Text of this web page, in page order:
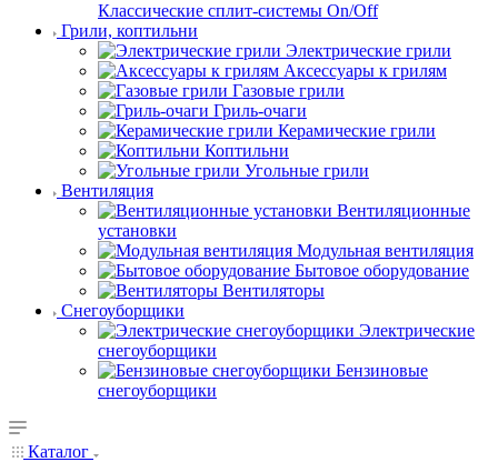
Классические сплит-системы On/Off
Грили, коптильни
Электрические грили
Аксессуары к грилям
Газовые грили
Гриль-очаги
Керамические грили
Коптильни
Угольные грили
Вентиляция
Вентиляционные
установки
Модульная вентиляция
Бытовое оборудование
Вентиляторы
Снегоуборщики
Электрические
снегоуборщики
Бензиновые
снегоуборщики
Каталог